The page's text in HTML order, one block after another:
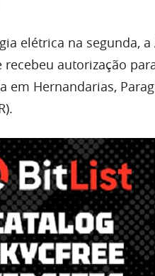
elétrica na segunda, a
autorização
em Hernandarias,